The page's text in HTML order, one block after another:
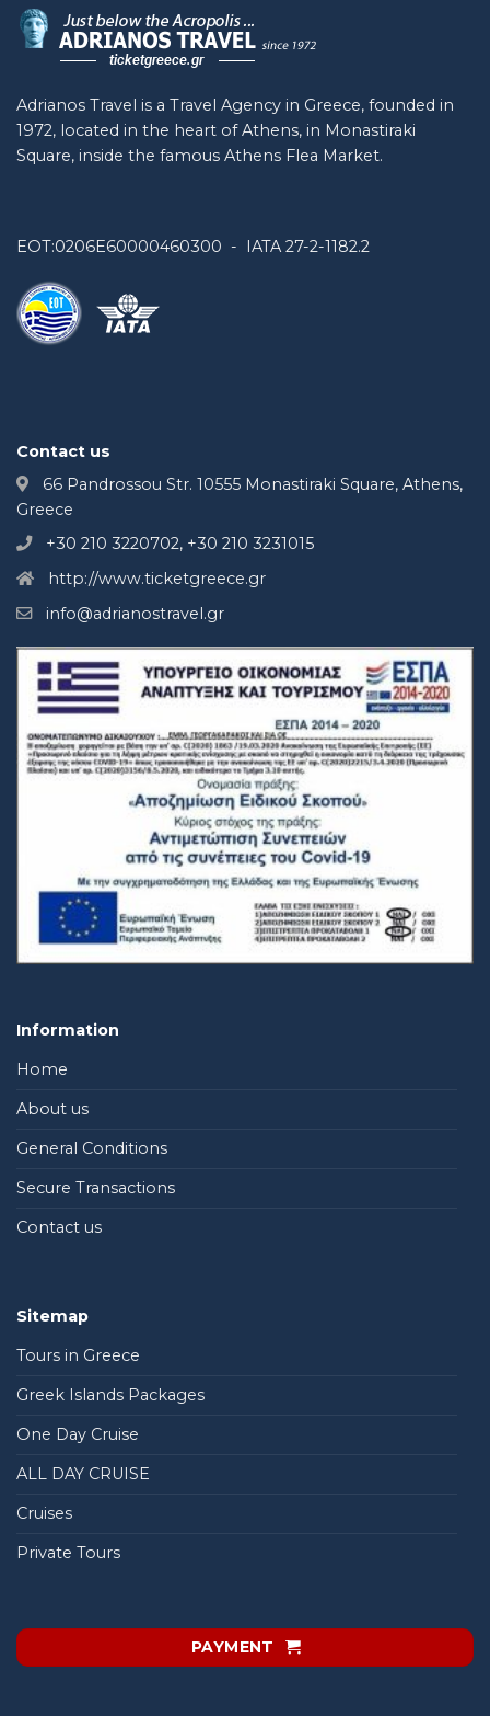
Adrianos Travel is a Travel Agency in Greece, founded in
1972, located in the heart of Athens, in Monastiraki
Square, inside the famous Athens Flea Market.
EOT:0206E60000460300 - IATA 27-2-1182.2
Contact us
66 Pandrossou Str. 10555 Monastiraki Square, Athens,
Greece
+30 210 3220702, +30 210 3231015
http://www.ticketgreece.gr
info@adrianostravel.gr
Information
Home
About us
General Conditions
Secure Transactions
Contact us
Sitemap
Tours in Greece
Greek Islands Packages
One Day Cruise
ALL DAY CRUISE
Cruises
Private Tours
PAYMENT